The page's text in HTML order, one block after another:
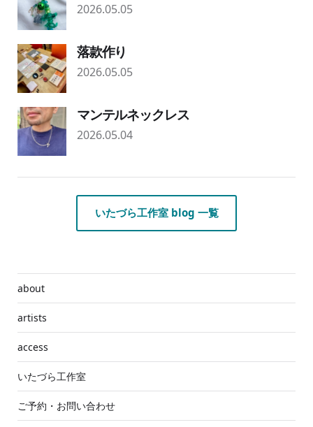
2026.05.05
落款作り
2026.05.05
マンテルネックレス
2026.05.04
いたづら工作室 blog 一覧
about
artists
access
いたづら工作室
ご予約・お問い合わせ